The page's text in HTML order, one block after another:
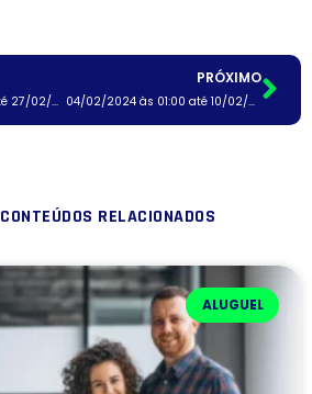
21/02/2024 às 01:00 até 27/02/2024 às 01:00
PRÓXIMO
04/02/2024 às 01:00 até 10/02/2024 às 01:00
CONTEÚDOS RELACIONADOS
ALUGUEL